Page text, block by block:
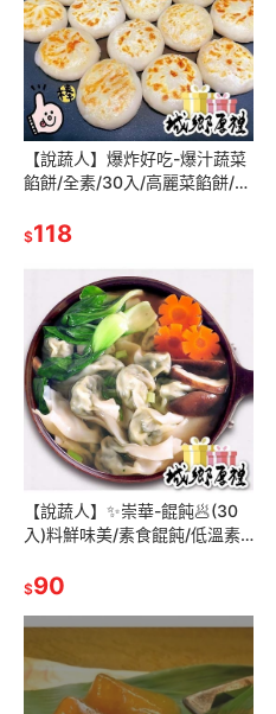
【說蔬人】爆炸好吃-爆汁蔬菜
餡餅/全素/30入/高麗菜餡餅/蔬
好吃餡餅/巧媽媽素食餡餅
$118
【說蔬人】✨崇華-餛飩🥟(30
入)料鮮味美/素食餛飩/低溫素
齊/崇華/素食冷凍
$90